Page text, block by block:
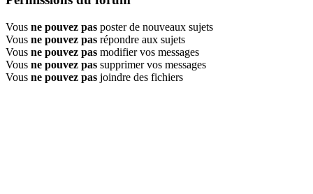
Vous ne pouvez pas poster de nouveaux sujets
Vous ne pouvez pas répondre aux sujets
Vous ne pouvez pas modifier vos messages
Vous ne pouvez pas supprimer vos messages
Vous ne pouvez pas joindre des fichiers